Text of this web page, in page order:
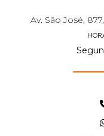
Av. São José,